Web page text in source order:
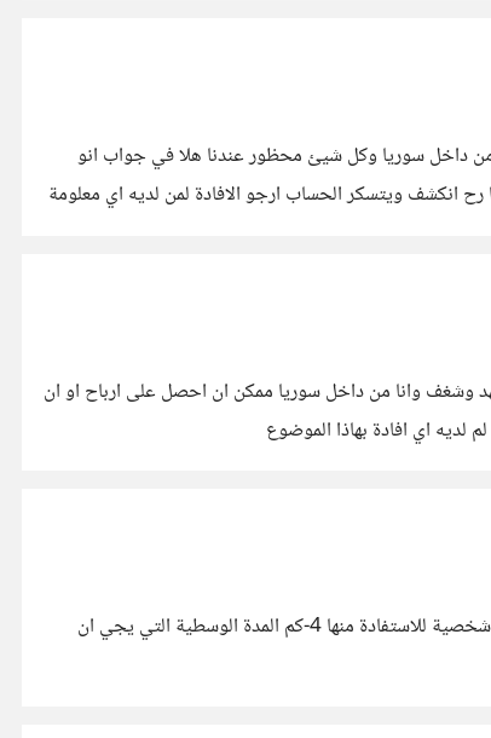
داخل سوريا وكل شيئ محظور عندنا هلا في جواب انو
ويتسكر الحساب ارجو الافادة لمن لديه اي معلومة
وشغف وانا من داخل سوريا ممكن ان احصل على ارباح او ان
اي افادة بهاذا الموضوع
السلام عليكم... ارجو الافادة بخصوص udemy 1-هل هناك طريقة لسحب الربح غير pay pal 2-كيفية تقاسم الربح مع الموقع 3-هل هناك تجربة شخصية للاستفادة منها 4-كم المدة الوسطية التي يجي ان